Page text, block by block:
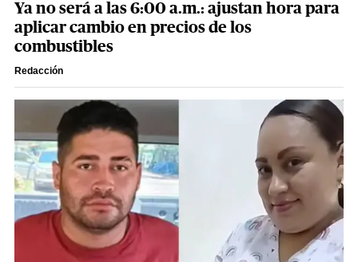
Ya no será a las 6:00 a.m.: ajustan hora para
aplicar cambio en precios de los
combustibles
Redacción